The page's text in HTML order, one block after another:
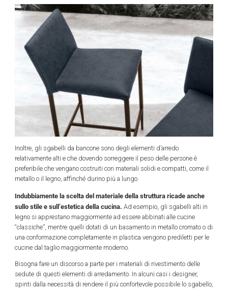
Inoltre, gli sgabelli da bancone sono degli elementi d’arredo
relativamente alti e che dovendo sorreggere il peso delle persone è
preferibile che vengano costruiti con materiali solidi e compatti, come il
metallo o il legno, affinché durino più a lungo.
Indubbiamente la scelta del materiale della struttura ricade anche
sullo stile e sull’estetica della cucina. Ad esempio, gli sgabelli alti in
legno si apprestano maggiormente ad essere abbinati alle cucine
“classiche”, mentre quelli dotati di un basamento in metallo cromato o di
una conformazione completamente in plastica vengono prediletti per le
cucine dal taglio maggiormente moderno.
Bisogna fare un discorso a parte per i materiali di rivestimento delle
sedute di questi elementi di arredamento. In alcuni casi i designer,
spinti dalla necessità di rendere il più confortevole possibile lo sgabello,